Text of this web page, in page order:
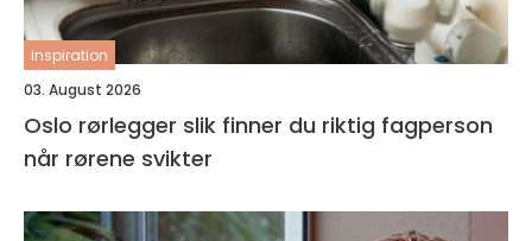
inspiration
03. August 2026
Oslo rørlegger slik finner du riktig fagperson
når rørene svikter